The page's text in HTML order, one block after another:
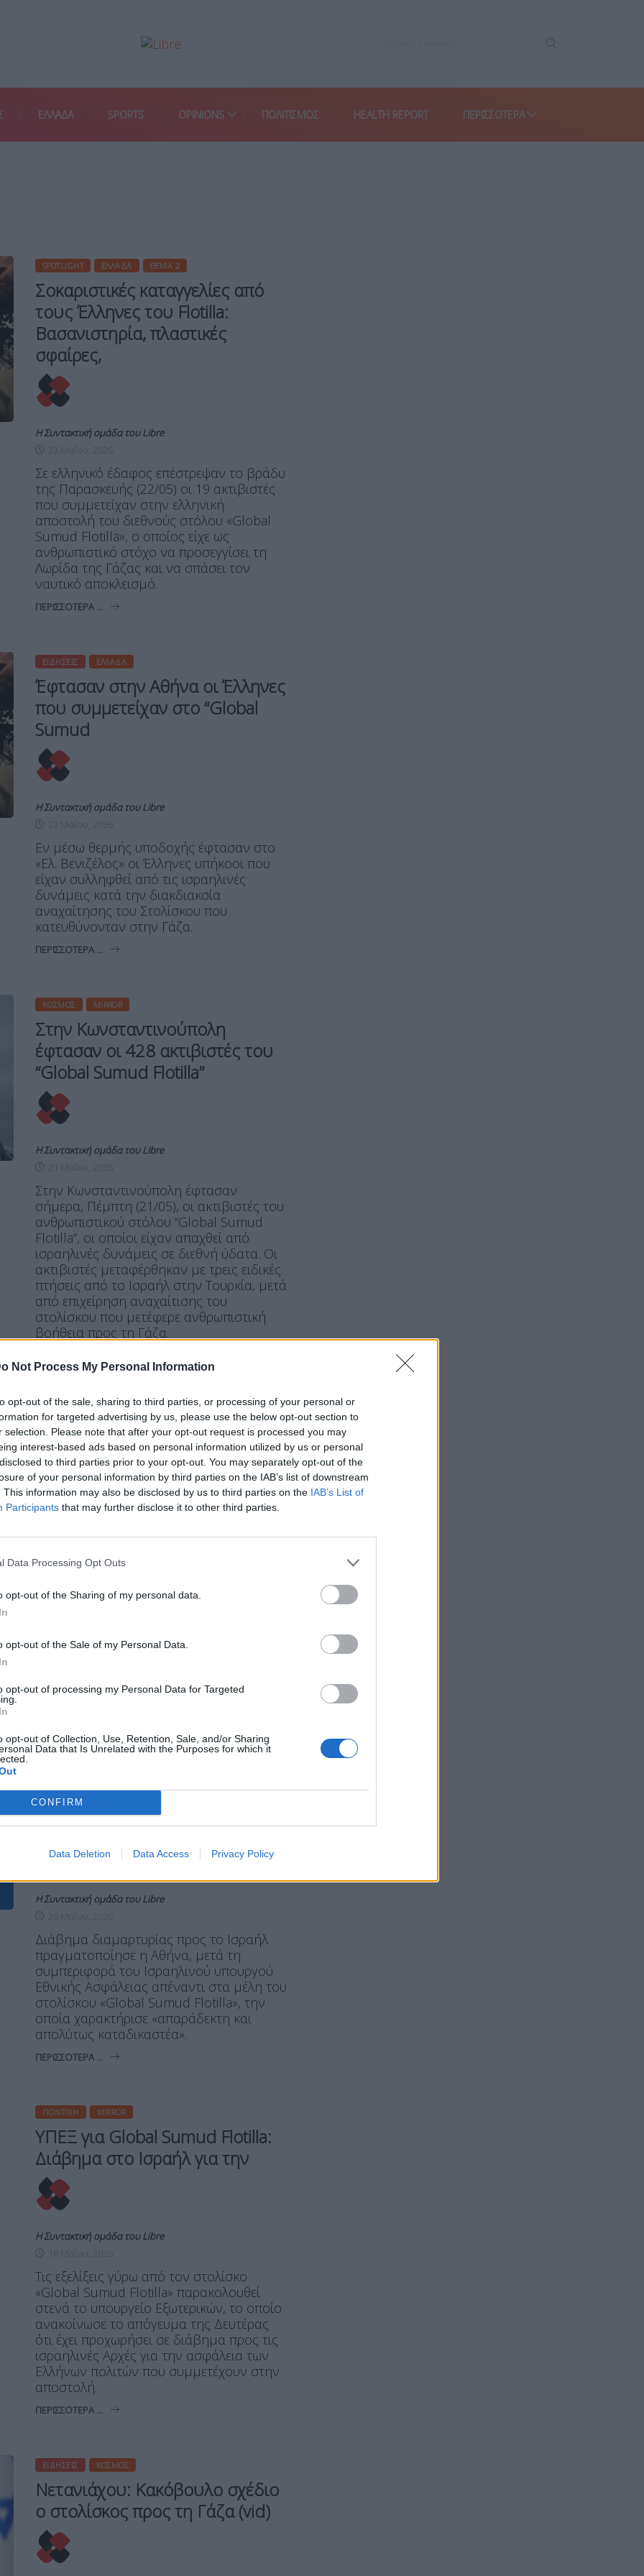
Not Process My Personal Information
opt-out of the sale, sharing to third parties, or processing of your personal or
for targeted advertising by us, please use the below opt-out section to
selection. Please note that after your opt-out request is processed you may
interest-based ads based on personal information utilized by us or personal
to third parties prior to your opt-out. You may separately opt-out of the
of your personal information by third parties on the IAB’s list of downstream
This information may also be disclosed by us to third parties on the IAB’s List of
Participants that may further disclose it to other third parties.
Data Processing Opt Outs
opt-out of the Sharing of my personal data.
opt-out of the Sale of my Personal Data.
opt-out of processing my Personal Data for Targeted
opt-out of Collection, Use, Retention, Sale, and/or Sharing
Data that Is Unrelated with the Purposes for which it
CONFIRM
Data Deletion Data Access Privacy Policy
ΕΛΛΑΔΑ SPORTS OPINIONS ΠΟΛΙΤΙΣΜΟΣ HEALTH REPORT ΠΕΡΙΣΣΌΤΕΡΑ
SPOTLIGHT ΕΛΛΆΔΑ ΘΈΜΑ 2
Σοκαριστικές καταγγελίες από
τους Έλληνες του Flotilla:
Βασανιστηρία, πλαστικές
σφαίρες,
Η Συντακτική ομάδα του Libre
Σε ελληνικό έδαφος επέστρεψαν το βράδυ
της Παρασκευής (22/05) οι 19 ακτιβιστές
που συμμετείχαν στην ελληνική
αποστολή του διεθνούς στόλου «Global
Sumud Flotilla», ο οποίος είχε ως
ανθρωπιστικό στόχο να προσεγγίσει τη
Λωρίδα της Γάζας και να σπάσει τον
ναυτικό αποκλεισμό.
ΠΕΡΙΣΣΌΤΕΡΑ ...
ΕΙΔΉΣΕΙΣ ΕΛΛΆΔΑ
Έφτασαν στην Αθήνα οι Έλληνες
που συμμετείχαν στο “Global
Sumud
Η Συντακτική ομάδα του Libre
Εν μέσω θερμής υποδοχής έφτασαν στο
«Ελ. Βενιζέλος» οι Έλληνες υπήκοοι που
είχαν συλληφθεί από τις ισραηλινές
δυνάμεις κατά την διακδιακσία
αναχαίτησης του Στολίσκου που
κατευθύνονταν στην Γάζα.
ΠΕΡΙΣΣΌΤΕΡΑ ...
ΚΌΣΜΟΣ MIRROR
Στην Κωνσταντινούπολη
έφτασαν οι 428 ακτιβιστές του
“Global Sumud Flotilla”
Η Συντακτική ομάδα του Libre
Στην Κωνσταντινούπολη έφτασαν
σήμερα, Πέμπτη (21/05), οι ακτιβιστές του
ανθρωπιστικού στόλου “Global Sumud
Flotilla”, οι οποίοι είχαν απαχθεί από
ισραηλινές δυνάμεις σε διεθνή ύδατα. Οι
ακτιβιστές μεταφέρθηκαν με τρεις ειδικές
πτήσεις από το Ισραήλ στην Τουρκία, μετά
από επιχείρηση αναχαίτισης του
στολίσκου που μετέφερε ανθρωπιστική
βοήθεια προς τη Γάζα.
ΕΛΛΆΔΑ
Μέσω Κωνσταντινούπολης
επιστρέφουν οι Έλλήνες που
απελάθηκαν από το Ισραήλ
Η Συντακτική ομάδα του Libre
Στο αεροδρόμιο του Ισραήλ, βρίσκονται
της αναχαίτησης του Στολίσκου για την
ΠΕΡΙΣΣΌΤΕΡΑ ...
ΠΟΛΙΤΙΚΉ ΘΈΜΑ 3
Απαράδεκτη η συμπεριφορά του
Μπεν Γκβιρ-
Η Συντακτική ομάδα του Libre
Διάβημα διαμαρτυρίας προς το Ισραήλ
πραγματοποίησε η Αθήνα, μετά τη
συμπεριφορά του Ισραηλινού υπουργού
Εθνικής Ασφάλειας απέναντι στα μέλη του
στολίσκου «Global Sumud Flotilla», την
οποία χαρακτήρισε «απαράδεκτη και
απολύτως καταδικαστέα».
ΠΕΡΙΣΣΌΤΕΡΑ ...
ΠΟΛΙΤΙΚΉ MIRROR
ΥΠΕΞ για Global Sumud Flotilla:
Διάβημα στο Ισραήλ για την
Η Συντακτική ομάδα του Libre
Τις εξελίξεις γύρω από τον στολίσκο
«Global Sumud Flotilla» παρακολουθεί
στενά το υπουργείο Εξωτερικών, το οποίο
ανακοίνωσε το απόγευμα της Δευτέρας
ότι έχει προχωρήσει σε διάβημα προς τις
ισραηλινές Αρχές για την ασφάλεια των
Ελλήνων πολιτών που συμμετέχουν στην
αποστολή.
ΠΕΡΙΣΣΌΤΕΡΑ ...
ΕΙΔΉΣΕΙΣ ΚΌΣΜΟΣ
Νετανιάχου: Κακόβουλο σχέδιο
ο στολίσκος προς τη Γάζα (vid)